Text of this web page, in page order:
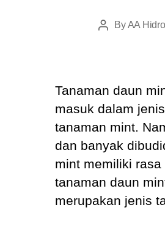
PostByAA
Tanaman daun
masuk dalam
tanaman mint.
dan banyak
mint memiliki
tanaman daun
merupakan jenis